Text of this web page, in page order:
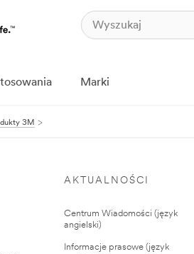
Marki
3M
AKTUALNOŚCI
Centrum Wiadomości (język
angielski)
Informacje prasowe (język